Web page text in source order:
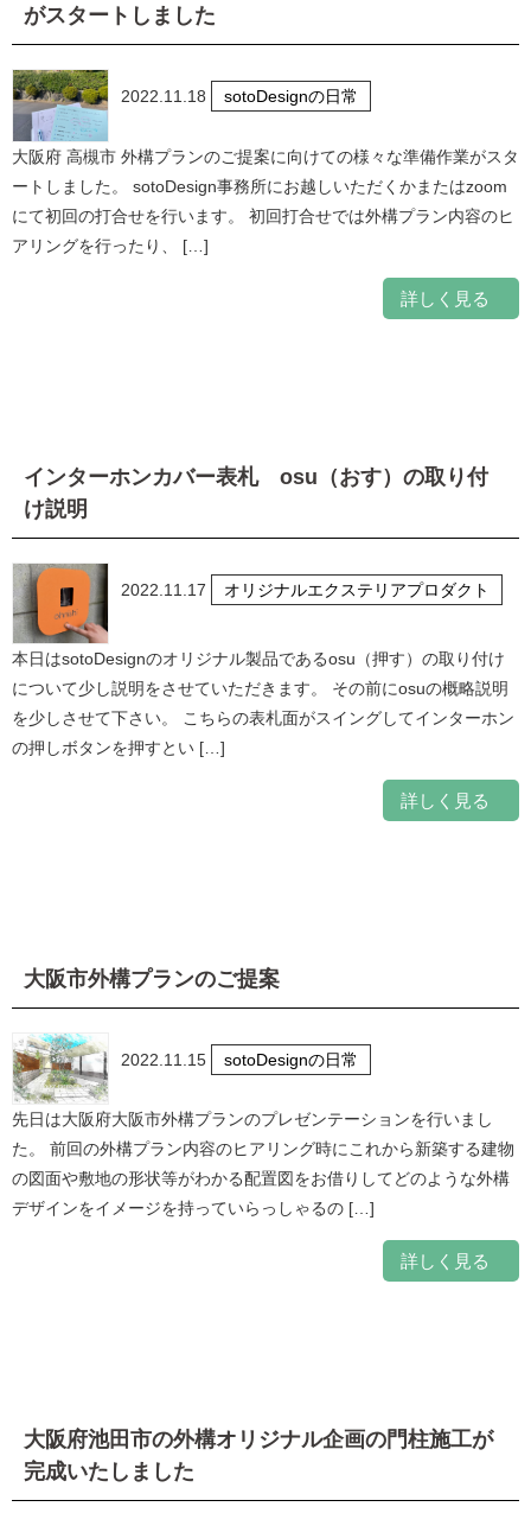
がスタートしました
2022.11.18 sotoDesignの日常
大阪府 高槻市 外構プランのご提案に向けての様々な準備作業がスタ
ートしました。 sotoDesign事務所にお越しいただくかまたはzoom
にて初回の打合せを行います。 初回打合せでは外構プラン内容のヒ
アリングを行ったり、 […]
詳しく見る
インターホンカバー表札 osu（おす）の取り付
け説明
2022.11.17 オリジナルエクステリアプロダクト
本日はsotoDesignのオリジナル製品であるosu（押す）の取り付け
について少し説明をさせていただきます。 その前にosuの概略説明
を少しさせて下さい。 こちらの表札面がスイングしてインターホン
の押しボタンを押すとい […]
詳しく見る
大阪市外構プランのご提案
2022.11.15 sotoDesignの日常
先日は大阪府大阪市外構プランのプレゼンテーションを行いまし
た。 前回の外構プラン内容のヒアリング時にこれから新築する建物
の図面や敷地の形状等がわかる配置図をお借りしてどのような外構
デザインをイメージを持っていらっしゃるの […]
詳しく見る
大阪府池田市の外構オリジナル企画の門柱施工が
完成いたしました